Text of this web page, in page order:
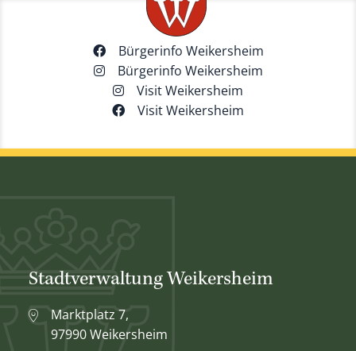
Bürgerinfo Weikersheim
Bürgerinfo Weikersheim
Visit Weikersheim
Visit Weikersheim
Stadtverwaltung Weikersheim
Marktplatz 7,
97990 Weikersheim